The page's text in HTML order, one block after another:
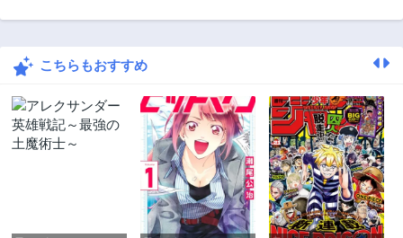
第65話 第64話
第63話
第61話
3年前
第60話
3年前
第58話
3年前
第56話
3年前
こちらもおすすめ